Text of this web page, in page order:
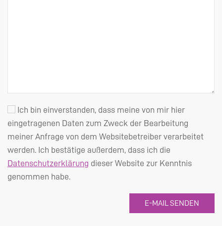
Ich bin einverstanden, dass meine von mir hier
eingetragenen Daten zum Zweck der Bearbeitung
meiner Anfrage von dem Websitebetreiber verarbeitet
werden. Ich bestätige außerdem, dass ich die
Datenschutzerklärung dieser Website zur Kenntnis
genommen habe.